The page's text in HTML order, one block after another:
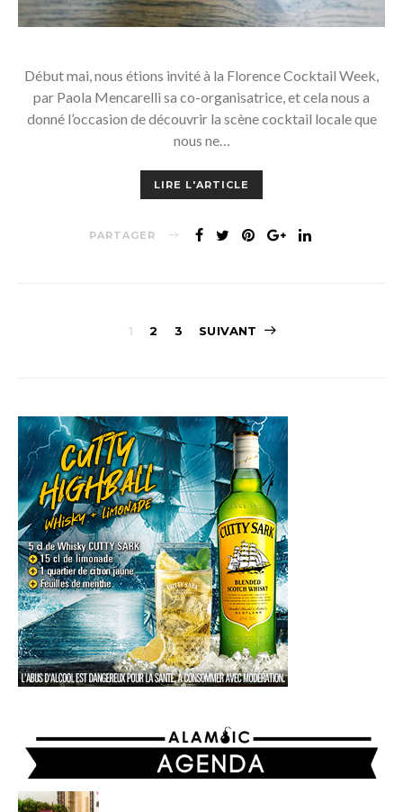
Début mai, nous étions invité à la Florence Cocktail Week,
par Paola Mencarelli sa co-organisatrice, et cela nous a
donné l’occasion de découvrir la scène cocktail locale que
nous ne…
LIRE L'ARTICLE
PARTAGER
Navigation
1 2 3 SUIVANT
AGENDA